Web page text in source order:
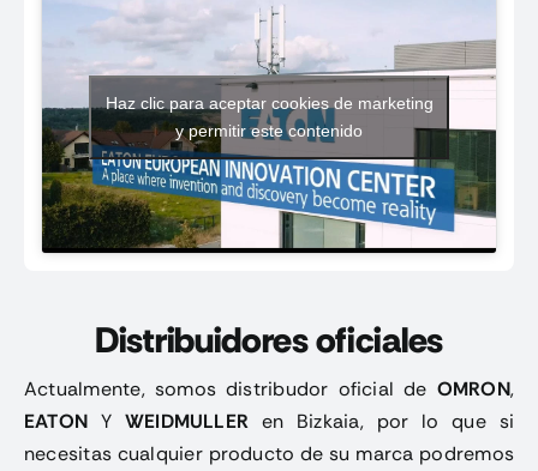
Distribuidores oficiales
Actualmente, somos distribudor oficial de OMRON,
EATON Y WEIDMULLER en Bizkaia, por lo que si
necesitas cualquier producto de su marca podremos
Haz clic para aceptar cookies de marketing
y permitir este contenido